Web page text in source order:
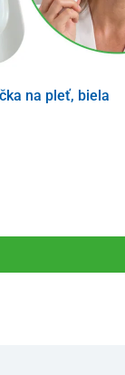
na pleť, biela